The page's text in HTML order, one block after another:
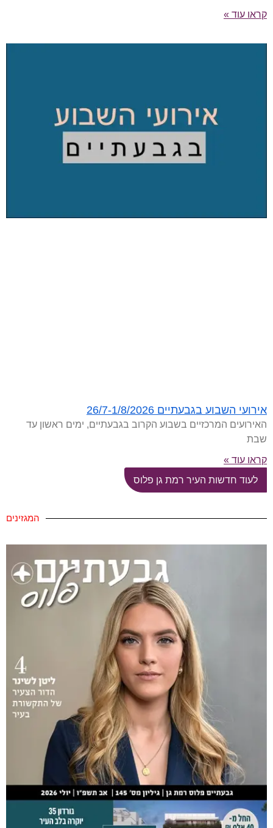
קראו עוד »
אירועי השבוע בגבעתיים 26/7-1/8/2026
האירועים המרכזיים בשבוע הקרוב בגבעתיים, ימים ראשון עד
שבת
קראו עוד »
לעוד חדשות העיר רמת גן פלוס
המגזינים